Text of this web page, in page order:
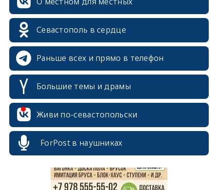
Севастополь в сердце
Раньше всех и прямо в телефон
Большие темы и драмы
Живи по-севастопольски
ForPost в наушниках
erid: 2SDnjcrDNw6